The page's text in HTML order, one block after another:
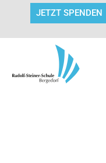
JETZT SPENDEN